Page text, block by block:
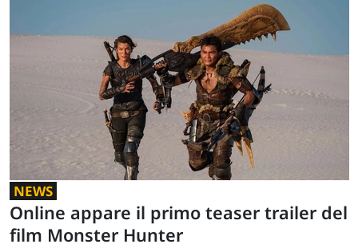
NEWS
Online appare il primo teaser trailer del
film Monster Hunter